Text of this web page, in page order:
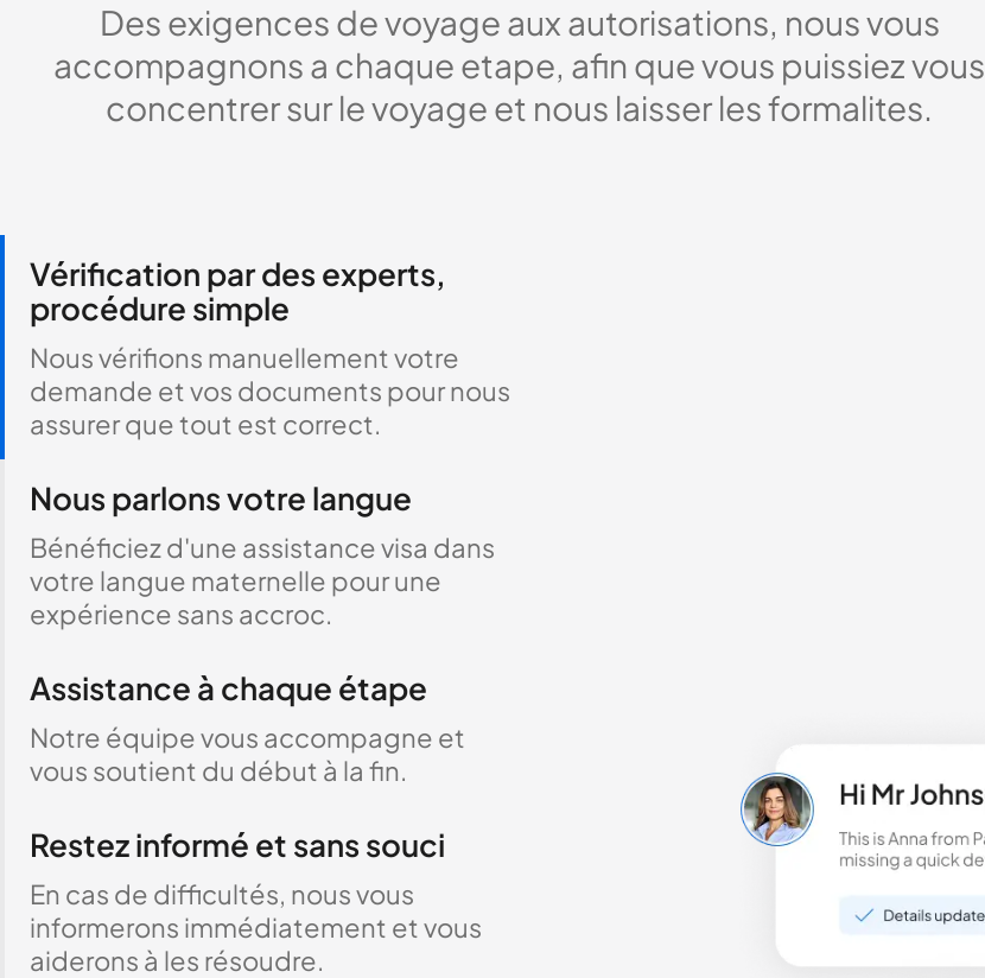
Des exigences de voyage aux autorisations, nous vous
accompagnons a chaque etape, afin que vous puissiez vous
concentrer sur le voyage et nous laisser les formalites.
Vérification par des experts,
procédure simple
Nous vérifions manuellement votre
demande et vos documents pour nous
assurer que tout est correct.
Nous parlons votre langue
Bénéficiez d'une assistance visa dans
votre langue maternelle pour une
expérience sans accroc.
Assistance à chaque étape
Notre équipe vous accompagne et
vous soutient du début à la fin.
Restez informé et sans souci
En cas de difficultés, nous vous
informerons immédiatement et vous
aiderons à les résoudre.